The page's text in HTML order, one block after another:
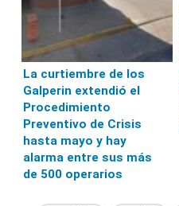
La curtiembre de los
Galperin extendió el
Procedimiento
Preventivo de Crisis
hasta mayo y hay
alarma entre sus más
de 500 operarios